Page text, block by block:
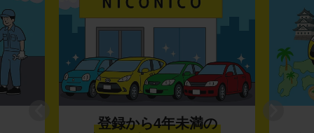
登録から4年未満の